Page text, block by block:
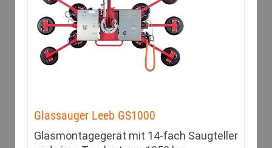
Glassauger Leeb GS1000
Glasmontagegerät mit 14-fach Saugteller